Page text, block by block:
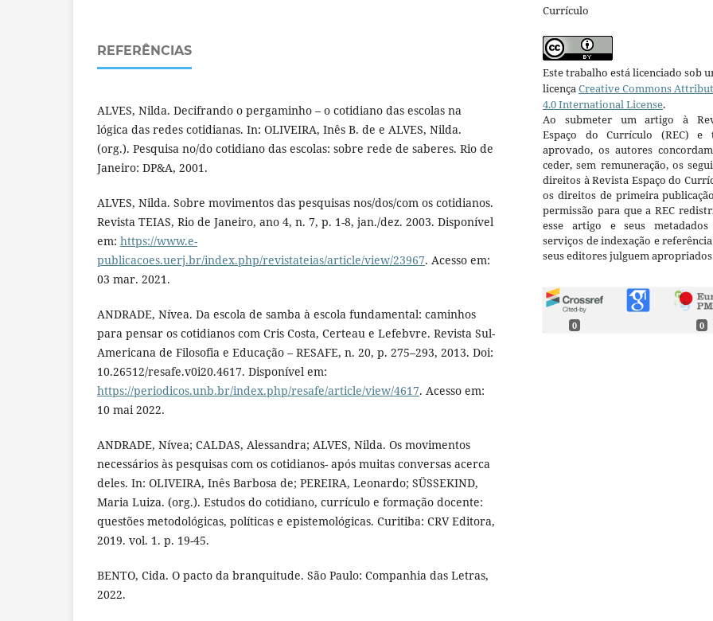
REFERÊNCIAS
ALVES, Nilda. Decifrando o pergaminho – o cotidiano das escolas na
lógica das redes cotidianas. In: OLIVEIRA, Inês B. de e ALVES, Nilda.
(org.). Pesquisa no/do cotidiano das escolas: sobre rede de saberes. Rio de
Janeiro: DP&A, 2001.
ALVES, Nilda. Sobre movimentos das pesquisas nos/dos/com os cotidianos.
Revista TEIAS, Rio de Janeiro, ano 4, n. 7, p. 1-8, jan./dez. 2003. Disponível
em: https://www.e-
publicacoes.uerj.br/index.php/revistateias/article/view/23967. Acesso em:
03 mar. 2021.
ANDRADE, Nívea. Da escola de samba à escola fundamental: caminhos
para pensar os cotidianos com Cris Costa, Certeau e Lefebvre. Revista Sul-
Americana de Filosofia e Educação – RESAFE, n. 20, p. 275–293, 2013. Doi:
10.26512/resafe.v0i20.4617. Disponível em:
https://periodicos.unb.br/index.php/resafe/article/view/4617. Acesso em:
10 mai 2022.
ANDRADE, Nívea; CALDAS, Alessandra; ALVES, Nilda. Os movimentos
necessários às pesquisas com os cotidianos- após muitas conversas acerca
deles. In: OLIVEIRA, Inês Barbosa de; PEREIRA, Leonardo; SÜSSEKIND,
Maria Luiza. (org.). Estudos do cotidiano, currículo e formação docente:
questões metodológicas, políticas e epistemológicas. Curitiba: CRV Editora,
2019. vol. 1. p. 19-45.
BENTO, Cida. O pacto da branquitude. São Paulo: Companhia das Letras,
2022.
Currículo
Este trabalho está licenciado sob
licençaCreative Commons
4.0 International License.
Ao submeter um artigo à
Espaço do Currículo (REC) e
aprovado, os autores
ceder, sem remuneração, os
direitos à Revista Espaço do
os direitos de primeira
permissão para que a REC
esse artigo e seus metadados
serviços de indexação e
seus editores julguem
0 0